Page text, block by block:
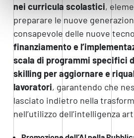
nei curricula scolastici,
preparare le nuove
consapevole delle nuove
finanziamento e
scala di programmi specifici
skilling per aggiornare e
lavoratori, garantendo che
lasciato indietro nella
nell’utilizzo dell’intelligenza